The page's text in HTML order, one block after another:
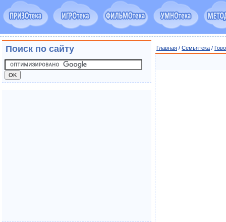
Главная / Семьятека /
Поиск по сайту